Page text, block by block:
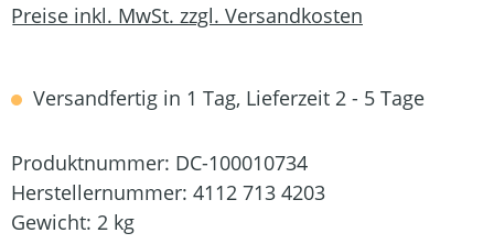
Preise inkl. MwSt. zzgl. Versandkosten
Versandfertig in 1 Tag, Lieferzeit 2 - 5 Tage
Produktnummer: DC-100010734
Herstellernummer: 4112 713 4203
Gewicht: 2 kg